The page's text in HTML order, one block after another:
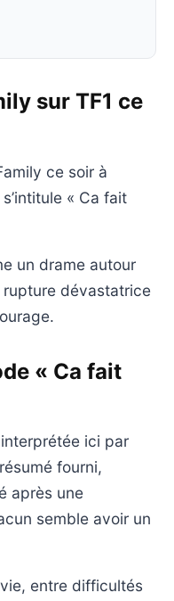
sur TF1 ce
ce soir à
« Ca fait
un drame autour
dévastatrice
« Ca fait
ici par
fourni,
après une
semble avoir un
entre difficultés